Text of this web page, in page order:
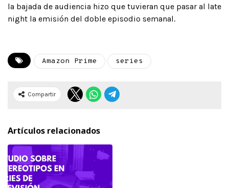
la bajada de audiencia hizo que tuvieran que pasar al late
night la emisión del doble episodio semanal.
Amazon Prime series
Compartir
Artículos relacionados